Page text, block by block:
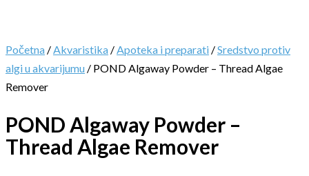
Početna /Akvaristika /Apoteka i preparati /Sredstvo protiv
algi u akvarijumu / POND Algaway Powder – Thread Algae
Remover
POND Algaway Powder –
Thread Algae Remover